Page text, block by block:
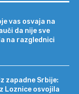
vas osvaja na
da nije sve
na razglednici
zapadne Srbije:
Loznice osvojila